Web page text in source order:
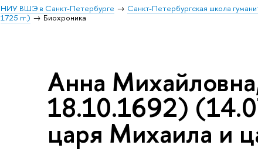
НИУ ВШЭ в Санкт-Петербурге Санкт-Петербургская школа
1725 гг.)
Биохроника
Анна
18.10.1692)
царя Михаила и